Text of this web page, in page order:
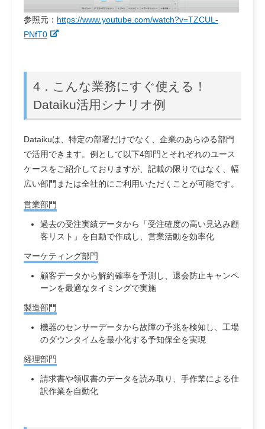
参照元： https://www.youtube.com/watch?v=TZCUL-
PNfT0
4．こんな業務にすぐ使える！
Dataiku活用シナリオ例
Dataikuは、特定の部署だけでなく、企業のあらゆる部門
で活用できます。例として以下4部門とそれぞれのユース
ケースをご紹介しておりますが、記載の限りではなく、幅
広い部門または全社的にご利用いただくことが可能です。
営業部門
過去の受注実績データから「受注確度の高い見込み顧
客リスト」を自動で作成し、営業活動を効率化
マーケティング部門
顧客データから解約確率を予測し、退会防止キャンペ
ーンを最適なタイミングで実施
製造部門
機器のセンサーデータから故障の予兆を検知し、工場
のダウンタイムを最小化する予知保全を実現
経理部門
請求書や領収書のデータを読み取り、手作業による仕
訳作業を自動化